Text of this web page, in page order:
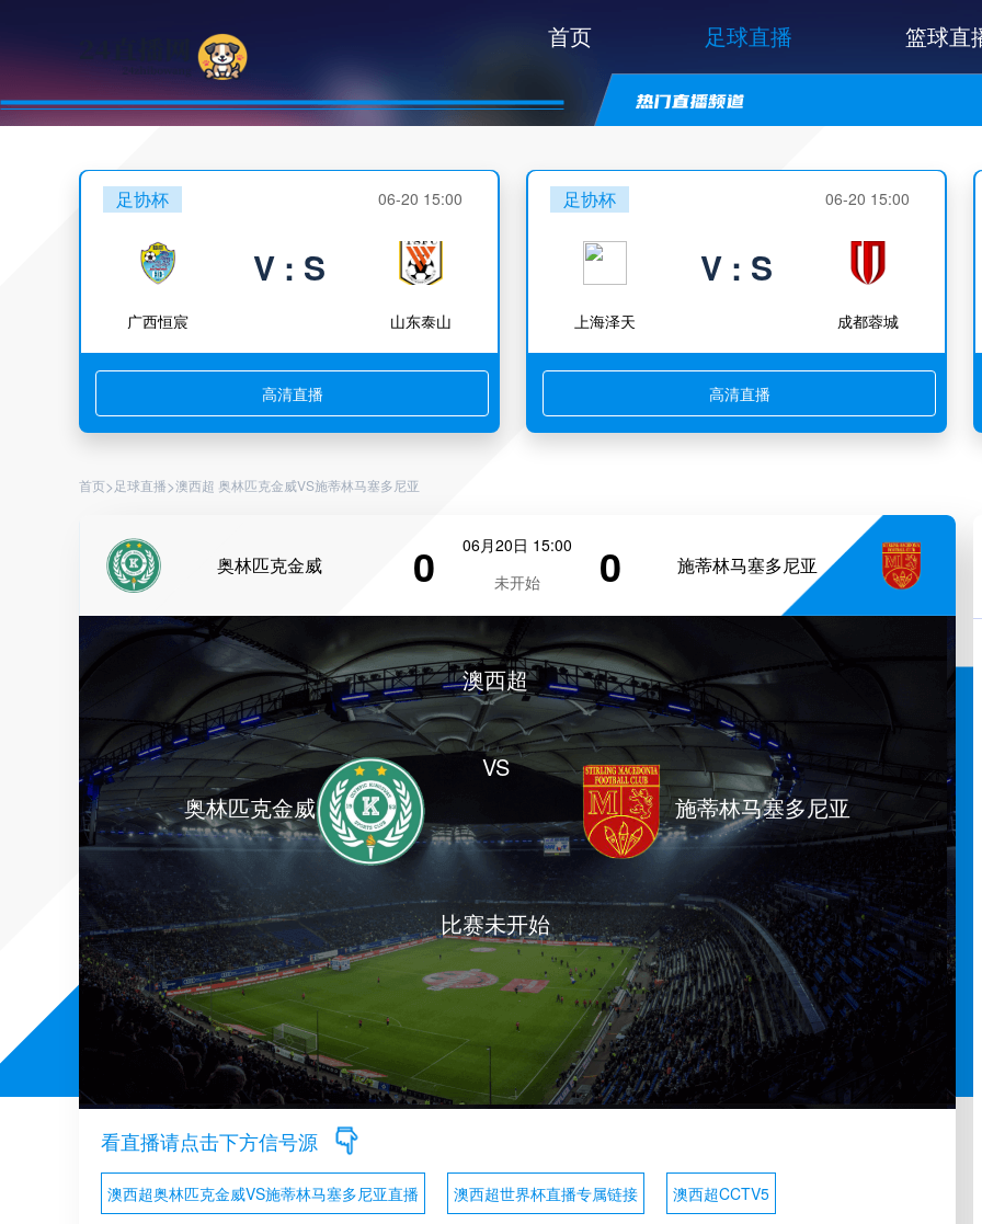
首页 足球直播 篮球直
足协杯 06-20 15:00
广西恒宸
V : S
山东泰山
高清直播
足协杯 06-20 15:00
上海泽天
V : S
成都蓉城
高清直播
首页> 足球直播>澳西超 奥林匹克金威VS施蒂林马塞多尼亚
奥林匹克金威 0
06月20日 15:00
未开始
0 施蒂林马塞多尼亚
奥林匹克金威
澳西超
VS
比赛未开始
施蒂林马塞多尼亚
看直播请点击下方信号源
澳西超奥林匹克金威VS施蒂林马塞多尼亚直播 澳西超世界杯直播专属链接 澳西超CCTV5